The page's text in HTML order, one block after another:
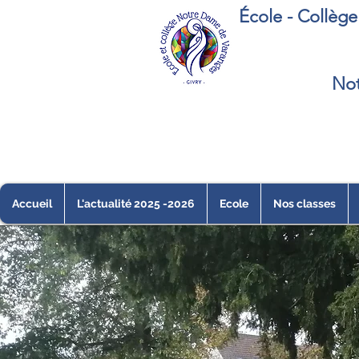
École -
Accueil L'actualité 2025 -2026 Ecole Nos classes